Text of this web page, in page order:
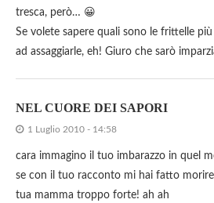
tresca, però… 😀
Se volete sapere quali sono le frittelle
ad assaggiarle, eh! Giuro che sarò
NEL CUORE DEI SAPORI
1 Luglio 2010 - 14:58
cara immagino il tuo imbarazzo in quel
se con il tuo racconto mi hai fatto
tua mamma troppo forte! ah ah